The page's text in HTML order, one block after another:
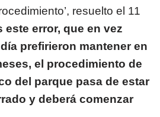
resuelto el 11
este error, que en vez
prefirieron mantener en
el procedimiento de
del parque pasa de estar
y deberá comenzar